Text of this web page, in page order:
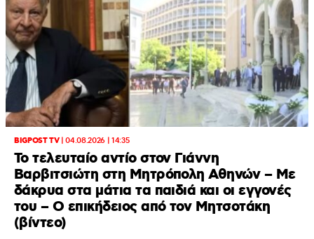
BIGPOST TV|04.08.2026 | 14:35
Το τελευταίο αντίο στον Γιάννη
Βαρβιτσιώτη στη Μητρόπολη Αθηνών – Με
δάκρυα στα μάτια τα παιδιά και οι εγγονές
του – Ο επικήδειος από τον Μητσοτάκη
(βίντεο)